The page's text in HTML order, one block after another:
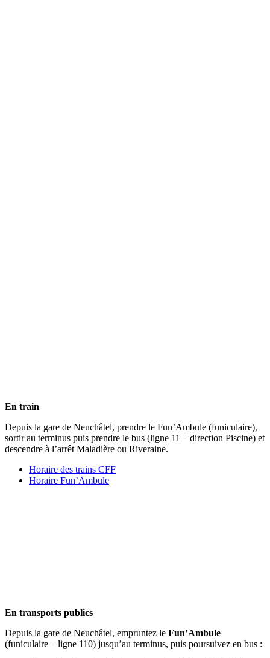
En train
Depuis la gare de Neuchâtel, prendre le Fun’Ambule (funiculaire),
sortir au terminus puis prendre le bus (ligne 11 – direction Piscine) et
descendre à l’arrêt Maladière ou Riveraine.
Horaire des trains CFF
Horaire Fun’Ambule
En transports publics
Depuis la gare de Neuchâtel, empruntez le Fun’Ambule
(funiculaire – ligne 110) jusqu’au terminus, puis poursuivez en bus :